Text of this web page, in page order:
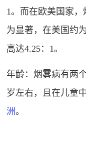
1。而在欧美国家
为显著，在美国约
高达4.25：1。
年龄：烟雾病有两
岁左右 ，且在儿童
洲。